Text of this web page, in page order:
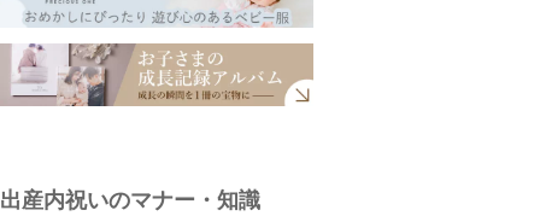
出産内祝いのマナー・知識